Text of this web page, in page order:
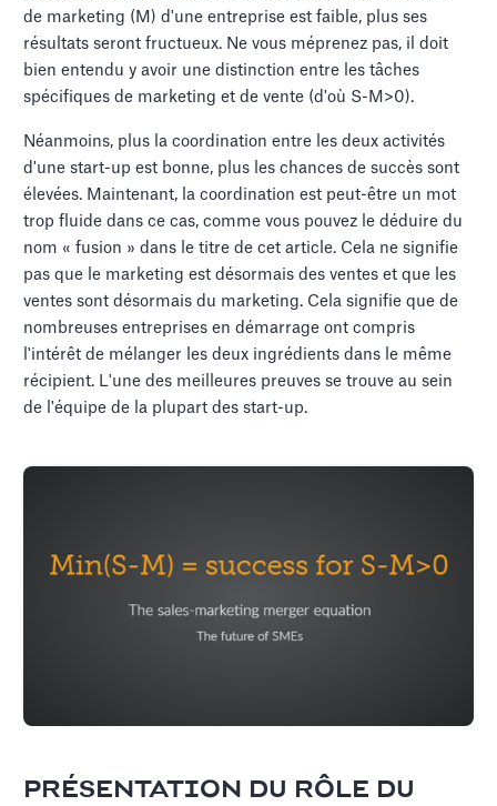
de marketing (M) d'une entreprise est faible, plus ses
résultats seront fructueux. Ne vous méprenez pas, il doit
bien entendu y avoir une distinction entre les tâches
spécifiques de marketing et de vente (d'où S-M>0).
Néanmoins, plus la coordination entre les deux activités
d'une start-up est bonne, plus les chances de succès sont
élevées. Maintenant, la coordination est peut-être un mot
trop fluide dans ce cas, comme vous pouvez le déduire du
nom « fusion » dans le titre de cet article. Cela ne signifie
pas que le marketing est désormais des ventes et que les
ventes sont désormais du marketing. Cela signifie que de
nombreuses entreprises en démarrage ont compris
l'intérêt de mélanger les deux ingrédients dans le même
récipient. L'une des meilleures preuves se trouve au sein
de l'équipe de la plupart des start-up.
PRÉSENTATION DU RÔLE DU